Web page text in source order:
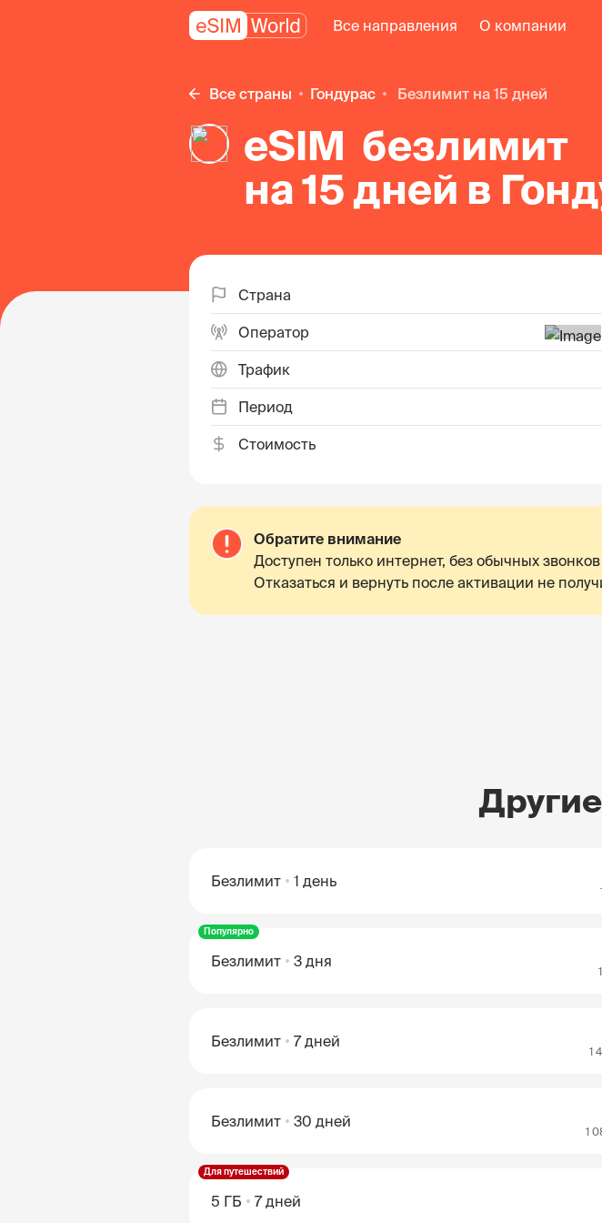
Все направления О компании
Все страны Гондурас безлимит на 15 дней
eSIM безлимит
на 15 дней в
Страна
Оператор
Трафик
Период
Стоимость
Обратите внимание
Доступен только интернет, без обычных звонков
Отказаться и вернуть после активации не
Безлимит 1 день
Популярно
Безлимит 3 дня
Безлимит 7 дней
1
Безлимит 30 дней
1
Для путешествий
5 ГБ 7 дней